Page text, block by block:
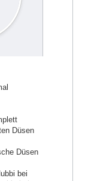
Düsen
Düsen
bei